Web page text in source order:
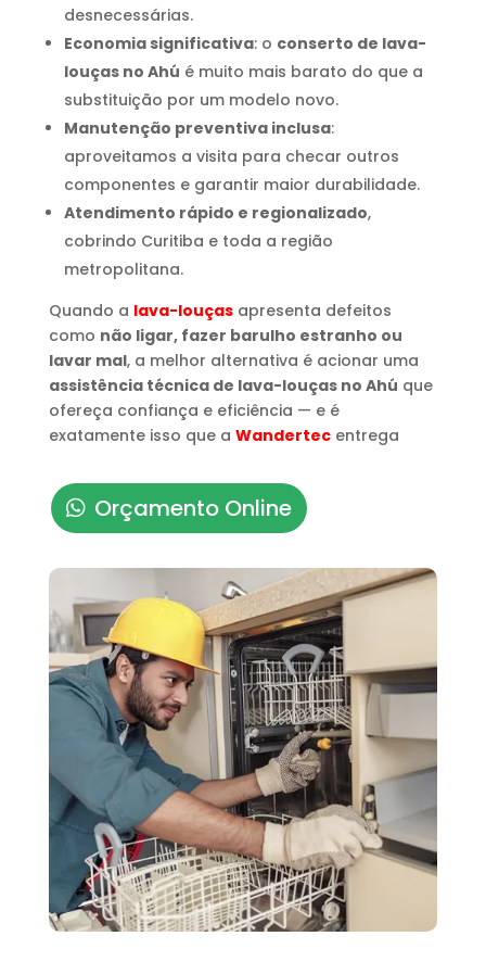
desnecessárias.
Economia significativa: o conserto de lava-
louças no Ahú é muito mais barato do que a
substituição por um modelo novo.
Manutenção preventiva inclusa:
aproveitamos a visita para checar outros
componentes e garantir maior durabilidade.
Atendimento rápido e regionalizado,
cobrindo Curitiba e toda a região
metropolitana.
Quando a lava-louçasapresenta defeitos
como não ligar, fazer barulho estranho ou
lavar mal, a melhor alternativa é acionar uma
assistência técnica de lava-louças no Ahú que
ofereça confiança e eficiência — e é
exatamente isso que a Wandertec entrega
Orçamento Online